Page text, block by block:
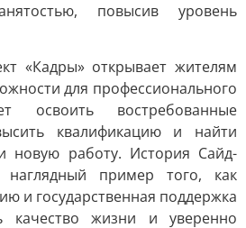
повысив уровень
«Кадры» открывает жителям
для профессионального
освоить востребованные
квалификацию и найти
новую работу. История Сайд-
пример того, как
и государственная поддержка
качество жизни и уверенно